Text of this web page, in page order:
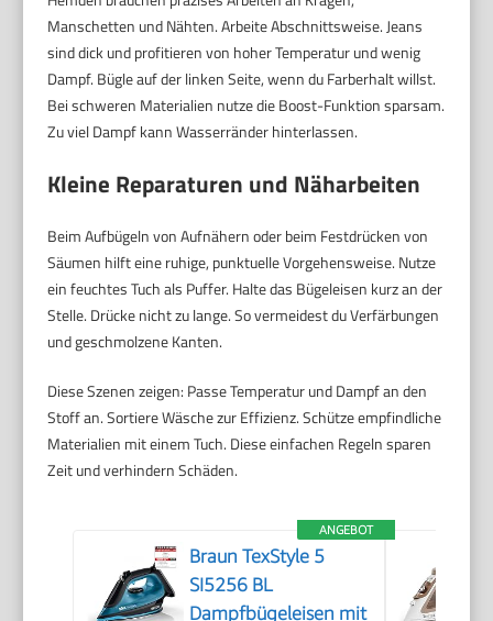
Manschetten und Nähten. Arbeite Abschnittsweise. Jeans
sind dick und profitieren von hoher Temperatur und wenig
Dampf. Bügle auf der linken Seite, wenn du Farberhalt willst.
Bei schweren Materialien nutze die Boost-Funktion sparsam.
Zu viel Dampf kann Wasserränder hinterlassen.
Kleine Reparaturen und Näharbeiten
Beim Aufbügeln von Aufnähern oder beim Festdrücken von
Säumen hilft eine ruhige, punktuelle Vorgehensweise. Nutze
ein feuchtes Tuch als Puffer. Halte das Bügeleisen kurz an der
Stelle. Drücke nicht zu lange. So vermeidest du Verfärbungen
und geschmolzene Kanten.
Diese Szenen zeigen: Passe Temperatur und Dampf an den
Stoff an. Sortiere Wäsche zur Effizienz. Schütze empfindliche
Materialien mit einem Tuch. Diese einfachen Regeln sparen
Zeit und verhindern Schäden.
ANGEBOT
Braun TexStyle 5
SI5256 BL
Dampfbügeleisen mit